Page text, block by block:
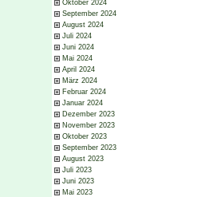
Oktober 2024
September 2024
August 2024
Juli 2024
Juni 2024
Mai 2024
April 2024
März 2024
Februar 2024
Januar 2024
Dezember 2023
November 2023
Oktober 2023
September 2023
August 2023
Juli 2023
Juni 2023
Mai 2023